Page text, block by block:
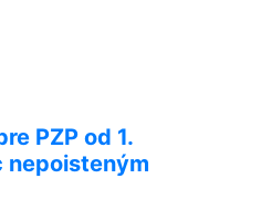
PZP od 1.
nepoisteným